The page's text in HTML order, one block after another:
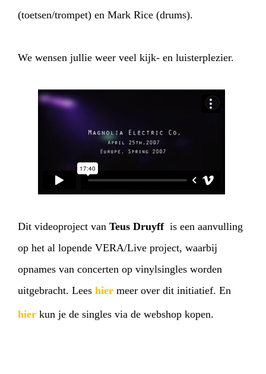
(toetsen/trompet) en Mark Rice (drums).
We wensen jullie weer veel kijk- en luisterplezier.
Dit videoproject van Teus Druyffis een aanvulling
op het al lopende VERA/Live project, waarbij
opnames van concerten op vinylsingles worden
uitgebracht. Lees hier meer over dit initiatief. En
hier kun je de singles via de webshop kopen.